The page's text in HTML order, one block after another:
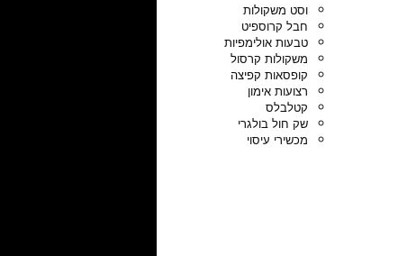
וסט משקולות
חבל קרוספיט
טבעות אולימפיות
משקולות קרסול
קופסאות קפיצה
רצועות אימון
קטלבלס
שק חול בולגרי
מכשירי עיסוי